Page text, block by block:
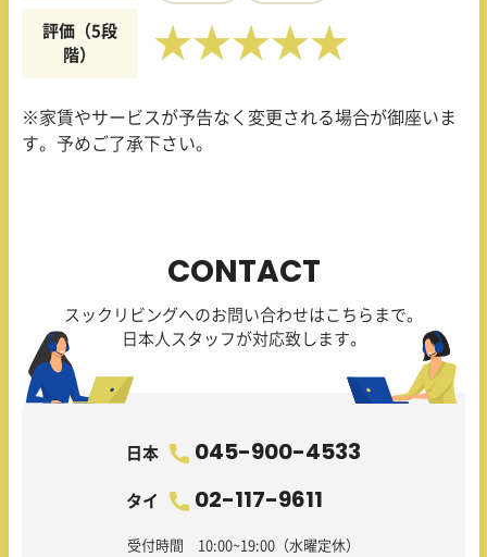
評価（5段
階）
★★★★★
※家賃やサービスが予告なく変更される場合が御座いま
す。予めご了承下さい。
CONTACT
スックリビングへのお問い合わせはこちらまで。
日本人スタッフが対応致します。
日本 045-900-4533
タイ 02-117-9611
受付時間 10:00~19:00（水曜定休）